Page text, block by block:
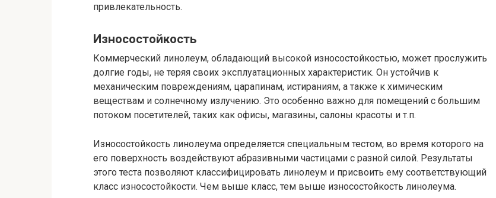
привлекательность.
Износостойкость
Коммерческий линолеум, обладающий высокой износостойкостью, может прослужить
долгие годы, не теряя своих эксплуатационных характеристик. Он устойчив к
механическим повреждениям, царапинам, истираниям, а также к химическим
веществам и солнечному излучению. Это особенно важно для помещений с большим
потоком посетителей, таких как офисы, магазины, салоны красоты и т.п.
Износостойкость линолеума определяется специальным тестом, во время которого на
его поверхность воздействуют абразивными частицами с разной силой. Результаты
этого теста позволяют классифицировать линолеум и присвоить ему соответствующий
класс износостойкости. Чем выше класс, тем выше износостойкость линолеума.